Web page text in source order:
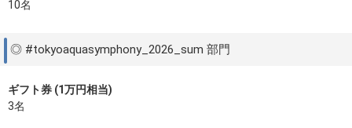
10名
◎ #tokyoaquasymphony_2026_sum 部門
ギフト券 (1万円相当)
3名